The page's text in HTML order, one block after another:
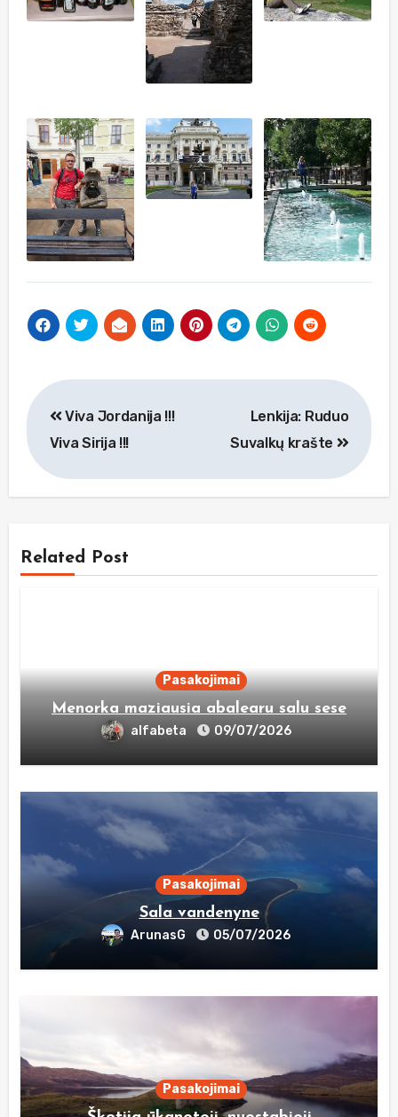
Navigacija
tarp
įrašų
Viva Jordanija !!!
Viva Sirija !!!
Lenkija: Ruduo
Suvalkų krašte
Related Post
Pasakojimai
Menorka maziausia abalearu salu sese
alfabeta 09/07/2026
Pasakojimai
Sala vandenyne
ArunasG 05/07/2026
Pasakojimai